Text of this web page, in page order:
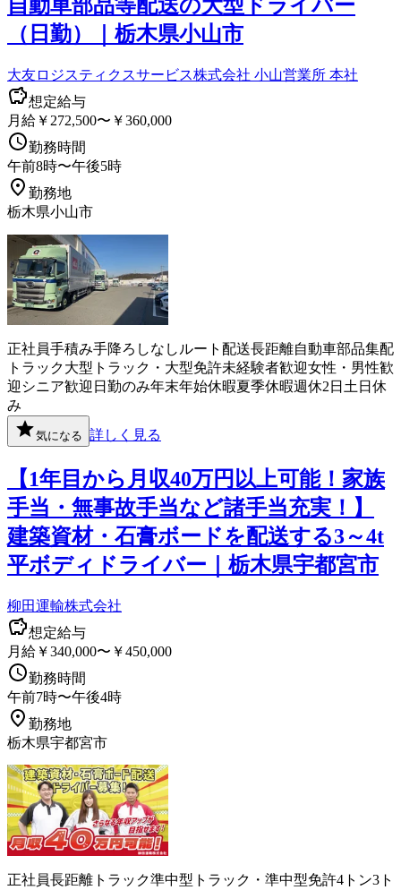
自動車部品等配送の大型ドライバー
（日勤）｜栃木県小山市
大友ロジスティクスサービス株式会社 小山営業所 本社
想定給与
月給￥272,500〜￥360,000
勤務時間
午前8時〜午後5時
勤務地
栃木県小山市
正社員手積み手降ろしなし ルート配送長距離自動車部品集配
トラック大型トラック・大型免許未経験者歓迎女性・男性歓
迎 シニア歓迎 日勤のみ年末年始休暇夏季休暇週休2日 土日休
み
気になる 詳しく見る
【1年目から月収40万円以上可能！家族
手当・無事故手当など諸手当充実！】
建築資材・石膏ボードを配送する3～4t
平ボディドライバー｜栃木県宇都宮市
柳田運輸株式会社
想定給与
月給￥340,000〜￥450,000
勤務時間
午前7時〜午後4時
勤務地
栃木県宇都宮市
正社員長距離 トラック準中型トラック・準中型免許4トン3ト